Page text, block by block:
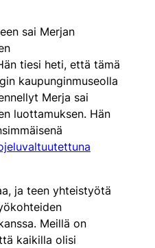
sai Merjan
tiesi heti, että tämä
kaupunginmuseolla
Merja sai
luottamuksen. Hän
ja teen yhteistyötä
Meillä on
kaikilla olisi